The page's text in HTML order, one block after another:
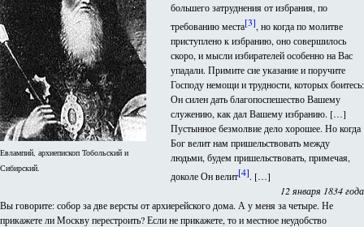
Евлампий, архиепископ Тобольский и
Сибирский.
большего затруднения от избрания, по
требованию места[3], но когда по молитве
приступлено к избранию, оно совершилось
скоро, и мысли избирателей особенно на Вас
упадали. Примите сие указание и поручите
Господу немощи и трудности, которых боитесь:
Он силен дать благопоспешество Вашему
служению, как дал Вашему избранию. […]
Пустынное безмолвие дело хорошее. Но когда
Бог велит нам пришельствовать между
людьми, будем пришельствовать, примечая,
доколе Он велит[4]. […]
12 января 1834 года
Вы говорите: собор за две версты от архиерейского дома. А у меня за четыре. Не
прикажете ли Москву перестроить? Если не прикажете, то и местное неудобство